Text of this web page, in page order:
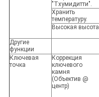
"Тхумидитти".
Хранить
температуру.
Высокая высота
Другие
функции
Ключевая
точка
Коррекция
ключевого
камня
(Объектив @
центр)